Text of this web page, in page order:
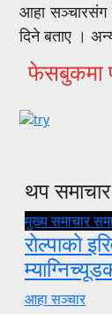
आहा सञ्चारसंग
दिने बताए ।
फेसबुकमा
थप समाचार
मुख्य समाचार
रोल्पाको
आहा सञ्चार